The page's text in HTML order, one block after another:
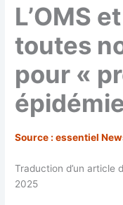
L’OMS
toutes
pour «
Source : essentiel
Traduction d’un article
2025